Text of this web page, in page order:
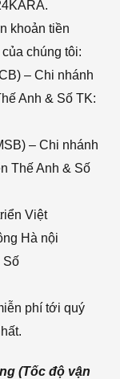
khoản tiền
chúng tôi:
– Chi nhánh
Anh & Số TK:
– Chi nhánh
Thế Anh & Số
Việt
Hà nội
Số
phí tới quý
(Tốc độ vận